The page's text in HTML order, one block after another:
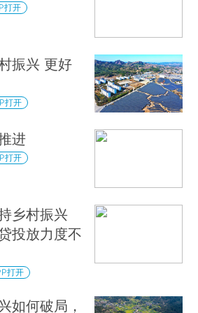
打开
振兴 更好
打开
进
打开
乡村振兴
投放力度不
打开
如何破局，